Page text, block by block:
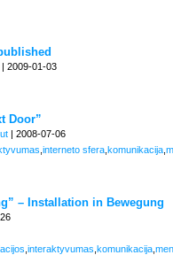
| 2009-01-03
Door”
| 2008-07-06
interneto sfera komunikacija
– Installation in Bewegung
interaktyvumas komunikacija